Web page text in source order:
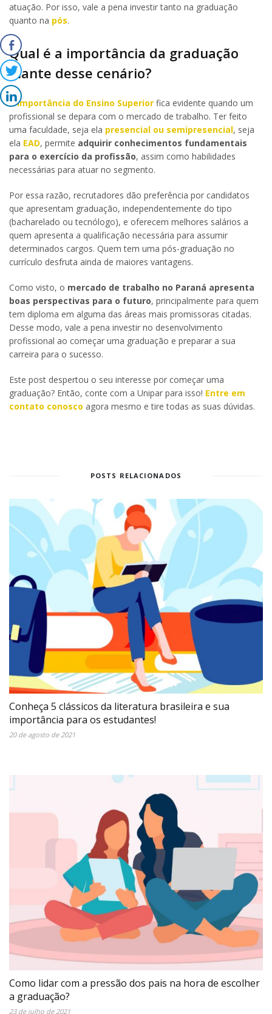
atuação. Por isso, vale a pena investir tanto na graduação
quanto na pós.
Qual é a importância da graduação
diante desse cenário?
Aimportância do Ensino Superior fica evidente quando um
profissional se depara com o mercado de trabalho. Ter feito
uma faculdade, seja ela presencial ou semipresencial, seja
ela EAD, permite adquirir conhecimentos fundamentais
para o exercício da profissão, assim como habilidades
necessárias para atuar no segmento.
Por essa razão, recrutadores dão preferência por candidatos
que apresentam graduação, independentemente do tipo
(bacharelado ou tecnólogo), e oferecem melhores salários a
quem apresenta a qualificação necessária para assumir
determinados cargos. Quem tem uma pós-graduação no
currículo desfruta ainda de maiores vantagens.
Como visto, o mercado de trabalho no Paraná apresenta
boas perspectivas para o futuro, principalmente para quem
tem diploma em alguma das áreas mais promissoras citadas.
Desse modo, vale a pena investir no desenvolvimento
profissional ao começar uma graduação e preparar a sua
carreira para o sucesso.
Este post despertou o seu interesse por começar uma
graduação? Então, conte com a Unipar para isso! Entre em
contato conosco agora mesmo e tire todas as suas dúvidas.
POSTS RELACIONADOS
Conheça 5 clássicos da literatura brasileira e sua
importância para os estudantes!
20 de agosto de 2021
Como lidar com a pressão dos pais na hora de escolher
a graduação?
23 de julho de 2021